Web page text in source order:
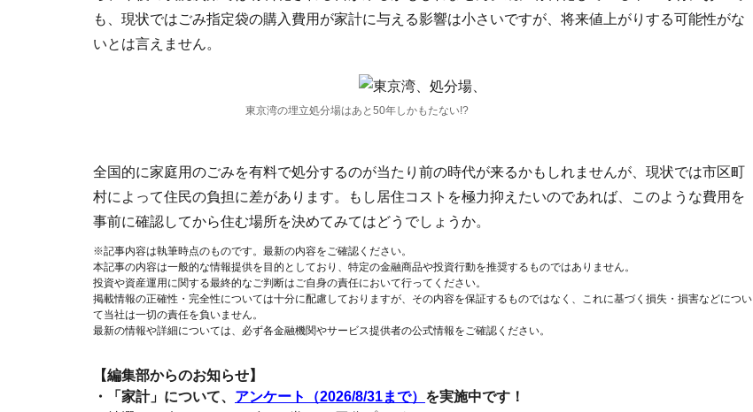
も、現状ではごみ指定袋の購入費用が家計に与える影響は小さいですが、将来値上がりする可能性がな
いとは言えません。
東京湾の埋立処分場はあと50年しかもたない!?
全国的に家庭用のごみを有料で処分するのが当たり前の時代が来るかもしれませんが、現状では市区町
村によって住民の負担に差があります。もし居住コストを極力抑えたいのであれば、このような費用を
事前に確認してから住む場所を決めてみてはどうでしょうか。
※記事内容は執筆時点のものです。最新の内容をご確認ください。
本記事の内容は一般的な情報提供を目的としており、特定の金融商品や投資行動を推奨するものではありません。
投資や資産運用に関する最終的なご判断はご自身の責任において行ってください。
掲載情報の正確性・完全性については十分に配慮しておりますが、その内容を保証するものではなく、これに基づく損失・損害などについ
て当社は一切の責任を負いません。
最新の情報や詳細については、必ず各金融機関やサービス提供者の公式情報をご確認ください。
【編集部からのお知らせ】
・「家計」について、 アンケート（2026/8/31まで） を実施中です！